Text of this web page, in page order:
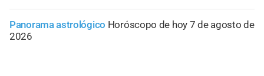
Panorama astrológico Horóscopo de hoy 7 de agosto de
2026